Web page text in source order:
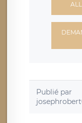
Publié par